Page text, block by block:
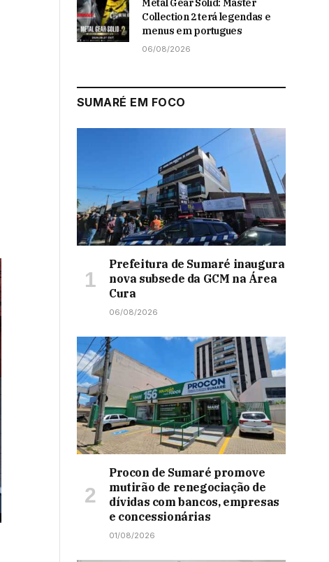
Metal Gear Solid: Master
Collection 2 terá legendas e
menus em portugues
06/08/2026
SUMARÉ EM FOCO
Prefeitura de Sumaré inaugura
nova subsede da GCM na Área
Cura
06/08/2026
Procon de Sumaré promove
mutirão de renegociação de
dívidas com bancos, empresas
e concessionárias
01/08/2026